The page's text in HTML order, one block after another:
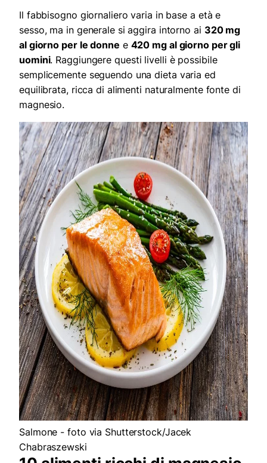
Il fabbisogno giornaliero varia in base a età e
sesso, ma in generale si aggira intorno ai 320 mg
al giorno per le donne e 420 mg al giorno per gli
uomini. Raggiungere questi livelli è possibile
semplicemente seguendo una dieta varia ed
equilibrata, ricca di alimenti naturalmente fonte di
magnesio.
Salmone - foto via Shutterstock/Jacek
Chabraszewski